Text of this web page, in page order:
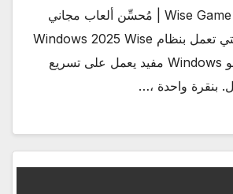
Wise Game Booster 1.5.7.81 | مُحسِّن ألعاب مجاني
لأجهزة الكمبيوتر التي تعمل بنظام Windows 2025 Wise
Game Booster هو Windows مفيد يعمل على تسريع
بنقرة واحدة ،…